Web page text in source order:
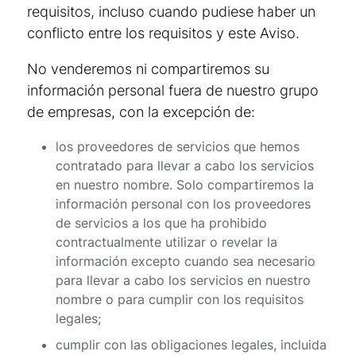
requisitos, incluso cuando pudiese haber un
conflicto entre los requisitos y este Aviso.
No venderemos ni compartiremos su
información personal fuera de nuestro grupo
de empresas, con la excepción de:
los proveedores de servicios que hemos
contratado para llevar a cabo los servicios
en nuestro nombre. Solo compartiremos la
información personal con los proveedores
de servicios a los que ha prohibido
contractualmente utilizar o revelar la
información excepto cuando sea necesario
para llevar a cabo los servicios en nuestro
nombre o para cumplir con los requisitos
legales;
cumplir con las obligaciones legales, incluida